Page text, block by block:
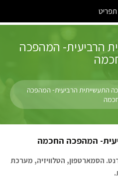
תפריט
הרביעית- המהפכה
התעשייתית הרביעית- המהפכה
המהפכה החכמה
הסמארטפון, הטלוויזיה, מערכת